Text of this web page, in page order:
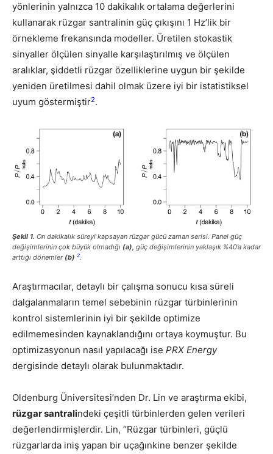
yönlerinin yalnızca 10 dakikalık ortalama değerlerini
kullanarak rüzgar santralinin güç çıkışını 1 Hz’lik bir
örnekleme frekansında modeller. Üretilen stokastik
sinyaller ölçülen sinyalle karşılaştırılmış ve ölçülen
aralıklar, şiddetli rüzgar özelliklerine uygun bir şekilde
yeniden üretilmesi dahil olmak üzere iyi bir istatistiksel
uyum göstermiştir2.
Şekil 1. On dakikalık süreyi kapsayan rüzgar gücü zaman serisi. Panel güç
değişimlerinin çok büyük olmadığı (a), güç değişimlerinin yaklaşık %40’a kadar
arttığı dönemler (b) 2.
Araştırmacılar, detaylı bir çalışma sonucu kısa süreli
dalgalanmaların temel sebebinin rüzgar türbinlerinin
kontrol sistemlerinin iyi bir şekilde optimize
edilmemesinden kaynaklandığını ortaya koymuştur. Bu
optimizasyonun nasıl yapılacağı ise PRX Energy
dergisinde detaylı olarak bulunmaktadır.
Oldenburg Üniversitesi’nden Dr. Lin ve araştırma ekibi,
rüzgar santralindeki çeşitli türbinlerden gelen verileri
değerlendirmişlerdir. Lin, “Rüzgar türbinleri, güçlü
rüzgarlarda iniş yapan bir uçağınkine benzer şekilde